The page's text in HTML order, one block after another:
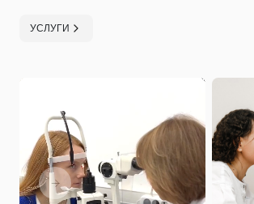
УСЛУГИ